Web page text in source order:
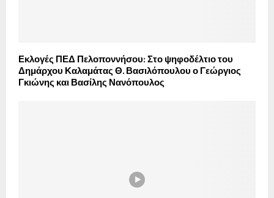
Εκλογές ΠΕΔ Πελοποννήσου: Στο ψηφοδέλτιο του
Δημάρχου Καλαμάτας Θ. Βασιλόπουλου ο Γεώργιος
Γκιώνης και Βασίλης Νανόπουλος